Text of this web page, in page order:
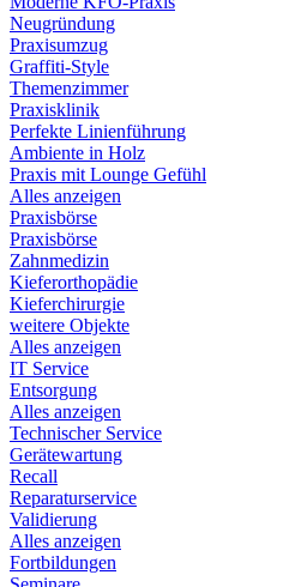
Neugründung
Praxisumzug
Graffiti-Style
Themenzimmer
Praxisklinik
Perfekte Linienführung
Ambiente in Holz
Praxis mit Lounge Gefühl
Alles anzeigen
Praxisbörse
Praxisbörse
Zahnmedizin
Kieferorthopädie
Kieferchirurgie
weitere Objekte
Alles anzeigen
IT Service
Entsorgung
Alles anzeigen
Technischer Service
Gerätewartung
Recall
Reparaturservice
Validierung
Alles anzeigen
Fortbildungen